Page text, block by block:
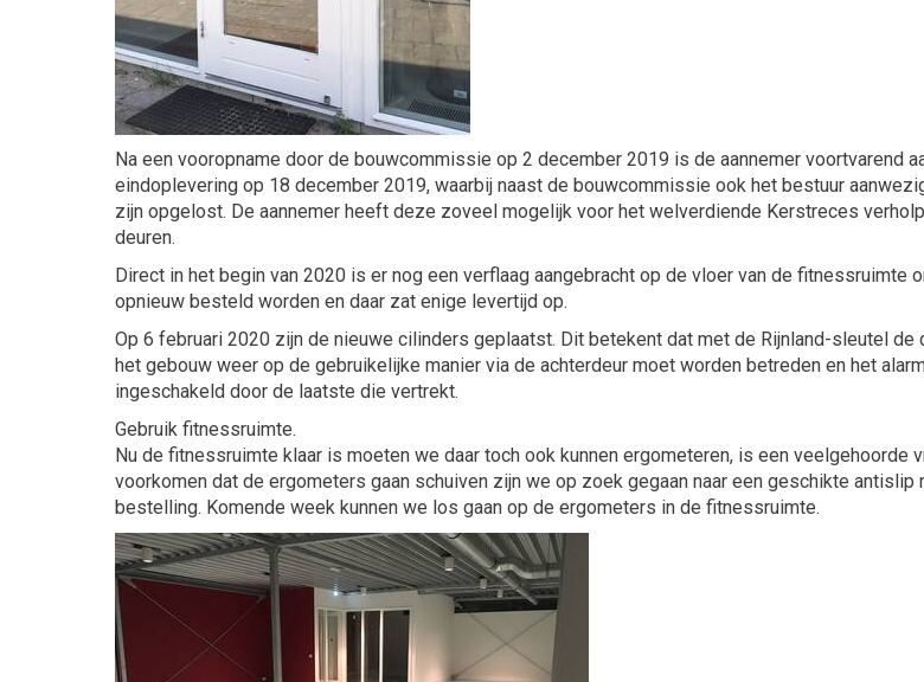
Na een vooropname door de bouwcommissie op 2 december 2019 is de aannemer voortvarend
eindoplevering op 18 december 2019, waarbij naast de bouwcommissie ook het bestuur
zijn opgelost. De aannemer heeft deze zoveel mogelijk voor het welverdiende Kerstreces
deuren.
Direct in het begin van 2020 is er nog een verflaag aangebracht op de vloer van de
opnieuw besteld worden en daar zat enige levertijd op.
Op 6 februari 2020 zijn de nieuwe cilinders geplaatst. Dit betekent dat met de Rijnland-sleutel
het gebouw weer op de gebruikelijke manier via de achterdeur moet worden betreden en het
ingeschakeld door de laatste die vertrekt.
Gebruik fitnessruimte.
Nu de fitnessruimte klaar is moeten we daar toch ook kunnen ergometeren, is een veelgehoorde
voorkomen dat de ergometers gaan schuiven zijn we op zoek gegaan naar een geschikte
bestelling. Komende week kunnen we los gaan op de ergometers in de fitnessruimte.